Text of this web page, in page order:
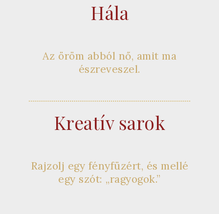
Hála
Az öröm abból nő, amit ma
észreveszel.
Kreatív sarok
Rajzolj egy fényfüzért, és mellé
egy szót: „ragyogok.”